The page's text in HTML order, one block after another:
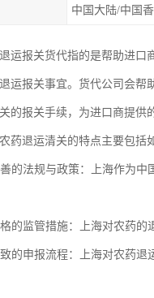
中国大陆/中国
运报关货代指的是帮助进口
运报关事宜。货代公司会帮
的报关手续，为进口商提供
农药退运清关的特点主要包括
的法规与政策：上海作为
的监管措施：上海对农药的
的申报流程：上海对农药退